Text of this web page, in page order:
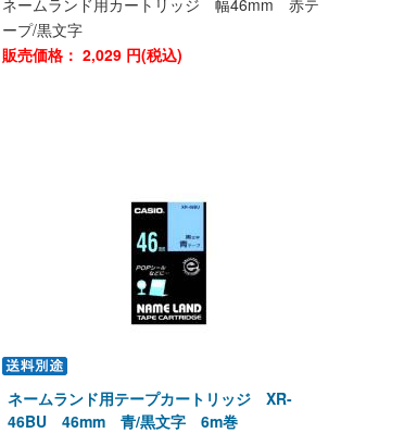
ネームランド用カートリッジ 幅46mm 赤テ
ープ/黒文字
販売価格： 2,029 円(税込)
ネームランド用テープカートリッジ XR-
46BU 46mm 青/黒文字 6m巻